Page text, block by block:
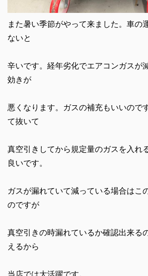
また暑い季節がやって来ました。車の
ないと
辛いです。経年劣化でエアコンガスが
効きが
悪くなります。ガスの補充もいいので
て抜いて
真空引きしてから規定量のガスを入れ
良いです。
ガスが漏れていて減っている場合はこ
のですが
真空引きの時漏れているか確認出来る
えるから